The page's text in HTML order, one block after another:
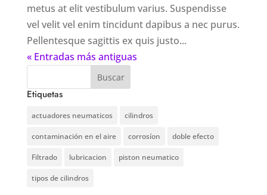
metus at elit vestibulum varius. Suspendisse
vel velit vel enim tincidunt dapibus a nec purus.
Pellentesque sagittis ex quis justo...
« Entradas más antiguas
Etiquetas
actuadores neumaticos cilindros
contaminación en el aire corrosíon doble efecto
Filtrado lubricacion piston neumatico
tipos de cilindros